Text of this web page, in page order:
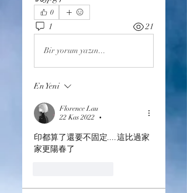
0
1 21
Bir yorum yazın...
En Yeni
Florence Lau
22 Kas 2022
•
印都算了還要不固定....這比過家
家更陽春了